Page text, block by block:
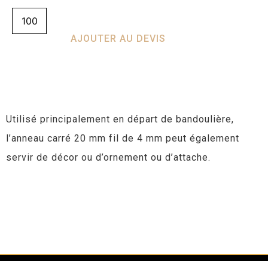
AJOUTER AU DEVIS
Utilisé principalement en départ de bandoulière,
l’anneau carré 20 mm fil de 4 mm peut également
servir de décor ou d’ornement ou d’attache.